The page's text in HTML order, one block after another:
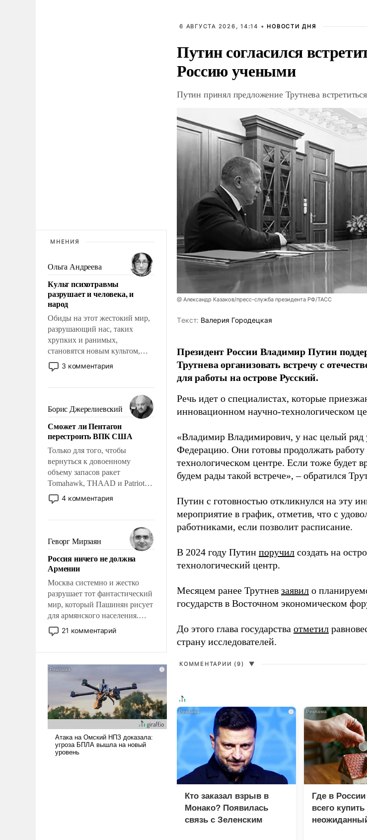
МНЕНИЯ
Ольга Андреева
Культ психотравмы
разрушает и человека, и
народ
Обиды на этот жестокий мир,
разрушающий нас, таких
хрупких и ранимых,
становятся новым культом,
постепенно вытесняя и
отменяя традиционное
мужественным и твердым под
ударами судьбы, брать на себя
ответственность, помогать
слабым, идти вперед и
адаптироваться.
3 комментария
Борис Джерелиевский
Сможет ли Пентагон
перестроить ВПК США
Только для того, чтобы
вернуться к довоенному
объему запасов ракет
Tomahawk, THAAD и Patriot
США потребуется более трех
лет. Даже небольшая война с
Сложившаяся ситуация
означает многолетний период
уязвимости США, например,
перед Китаем.
4 комментария
Геворг Мирзаян
Россия ничего не должна
Армении
Москва системно и жестко
разрушает тот фантастический
мир, который Пашинян рисует
для армянского населения.
Мир, где политические
прожекты будут безусловно
налогоплательщиков и где
Еревану за свои поступки не
нужно отвечать.
21 комментарий
6 АВГУСТА 2026, 14:14 • НОВОСТИ ДНЯ
Путин согласился
Россию учеными
Путин принял предложение Трутнева
@ Александр Казаков/пресс-служба президента РФ/ТАСС
Tекст: Валерия Городецкая
Президент России Владимир Путин
Трутнева организовать встречу с
для работы на острове Русский.
Речь идет о специалистах, которые
инновационном научно-технологическом
«Владимир Владимирович, у нас целый
Федерацию. Они готовы продолжать
технологическом центре. Если тоже будет
будем рады такой встрече», – обратился
Путин с готовностью откликнулся на эту
мероприятие в график, отметив, что с
работниками, если позволит расписание.
В 2024 году Путин поручил создать на
технологический центр.
Месяцем ранее Трутнев заявил о
государств в Восточном экономическом
До этого глава государства отметил
страну исследователей.
КОММЕНТАРИИ (9) ▼
i
Кто заказал взрыв в
Монако? Появилась
связь с Зеленским
Где в
всего